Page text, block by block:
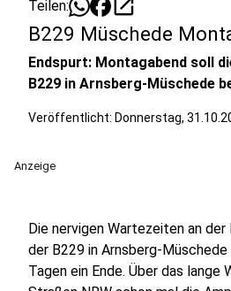
Teilen:
B229 Müschede
Endspurt: Montagabend soll
B229 in Arnsberg-Müschede
Veröffentlicht: Donnerstag,
Anzeige
Die nervigen Wartezeiten an
der B229 in Arnsberg-Müschede
Tagen ein Ende. Über das lange